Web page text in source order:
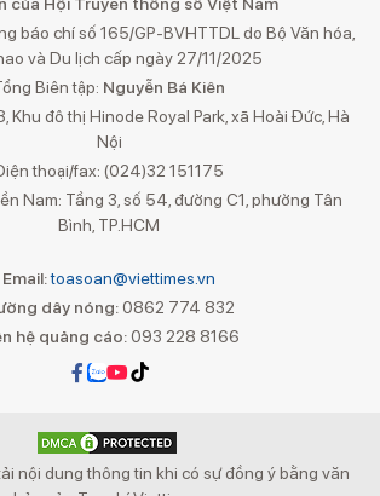
báo chí số 165/GP-BVHTTDL do Bộ Văn hóa,
và Du lịch cấp ngày 27/11/2025
Biên tập: Nguyễn Bá Kiên
Khu đô thị Hinode Royal Park, xã Hoài Đức, Hà
Nội
thoại/fax: (024)32 151175
Nam: Tầng 3, số 54, đường C1, phường Tân
Bình, TP.HCM
Email:toasoan@viettimes.vn
dây nóng: 0862 774 832
hệ quảng cáo:093 228 8166
nội dung thông tin khi có sự đồng ý bằng văn